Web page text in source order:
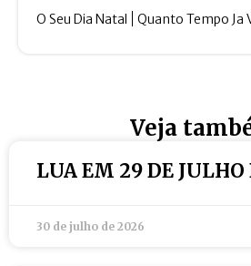
O Seu Dia Natal Quanto Tempo Ja
Veja
LUA EM 29 DE JULHO
30 de julho de 2026